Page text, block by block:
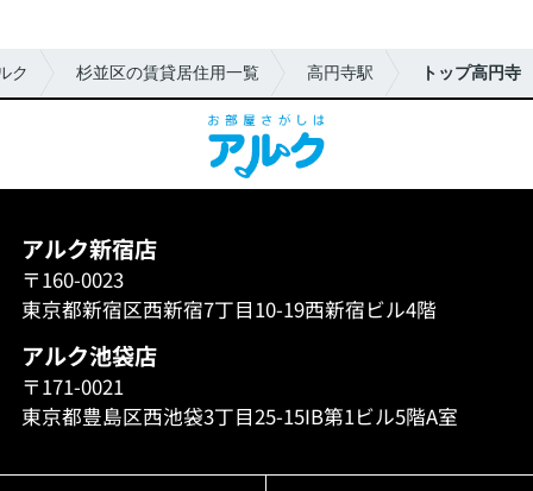
ク 杉並区の賃貸居住用一覧 高円寺駅 トップ高円寺
アルク新宿店
〒160-0023
東京都新宿区西新宿7丁目10-19西新宿ビル4階
アルク池袋店
〒171-0021
東京都豊島区西池袋3丁目25-15IB第1ビル5階A室